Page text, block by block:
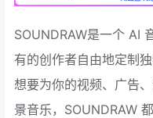
SOUNDRAW是一个 AI
有的创作者自由地定制
想要为你的视频、广告
景音乐，SOUNDRAW